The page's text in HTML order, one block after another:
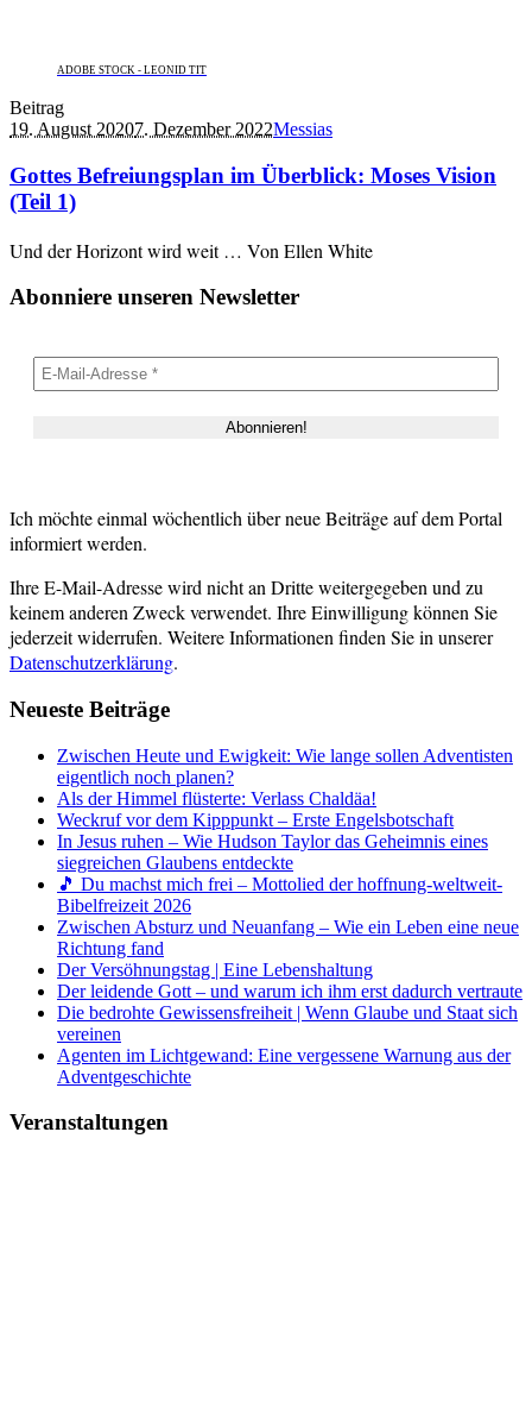
ADOBE STOCK - LEONID TIT
Beitrag
19. August 20207. Dezember 2022Messias
Gottes Befreiungsplan im Überblick: Moses Vision
(Teil 1)
Und der Horizont wird weit … Von Ellen White
Abonniere unseren Newsletter
Ich möchte einmal wöchentlich über neue Beiträge auf dem Portal
informiert werden.
Ihre E-Mail-Adresse wird nicht an Dritte weitergegeben und zu
keinem anderen Zweck verwendet. Ihre Einwilligung können Sie
jederzeit widerrufen. Weitere Informationen finden Sie in unserer
Datenschutzerklärung.
Neueste Beiträge
Zwischen Heute und Ewigkeit: Wie lange sollen Adventisten
eigentlich noch planen?
Als der Himmel flüsterte: Verlass Chaldäa!
Weckruf vor dem Kipppunkt – Erste Engelsbotschaft
In Jesus ruhen – Wie Hudson Taylor das Geheimnis eines
siegreichen Glaubens entdeckte
🎵 Du machst mich frei – Mottolied der hoffnung-weltweit-
Bibelfreizeit 2026
Zwischen Absturz und Neuanfang – Wie ein Leben eine neue
Richtung fand
Der Versöhnungstag | Eine Lebenshaltung
Der leidende Gott – und warum ich ihm erst dadurch vertraute
Die bedrohte Gewissensfreiheit | Wenn Glaube und Staat sich
vereinen
Agenten im Lichtgewand: Eine vergessene Warnung aus der
Adventgeschichte
Veranstaltungen